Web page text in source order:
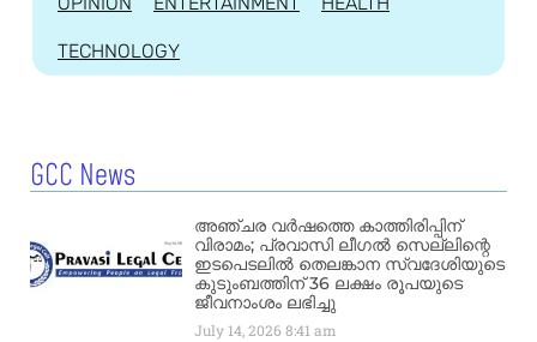
TECHNOLOGY
GCC News
അഞ്ചര വർഷത്തെ കാത്തിരിപ്പിന്
വിരാമം; പ്രവാസി ലീഗൽ സെല്ലിന്റെ
ഇടപെടലിൽ തെലങ്കാന സ്വദേശിയുടെ
കുടുംബത്തിന് 36 ലക്ഷം രൂപയുടെ
ജീവനാംശം ലഭിച്ചു
July 14, 20268:41 am